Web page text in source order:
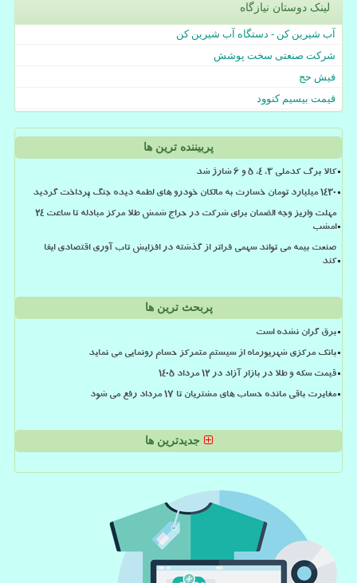
لینک دوستان نیازگاه
آب شیرین کن - دستگاه آب شیرین کن
شرکت صنعتی سخت پوشش
فیش حج
قیمت بیسیم کنوود
پربیننده ترین ها
کالا برگ کدملی 3، 4، 5 و 6 شارژ شد
۱۴۳۰ میلیارد تومان خسارت به مالکان خودرو های لطمه دیده جنگ پرداخت گردید
مهلت واریز وجه الضمان برای شرکت در حراج شمش طلا مرکز مبادله تا ساعت ۲۴
امشب
صنعت بیمه می تواند سهمی فراتر از گذشته در افزایش تاب آوری اقتصادی ایفا
کند
پربحث ترین ها
برق گران نشده است
بانک مرکزی شهریورماه از سیستم متمرکز حسام رونمایی می نماید
قیمت سکه و طلا در بازار آزاد در ۱۲ مرداد ۱۴۰۵
مغایرت باقی مانده حساب های مشتریان تا 17 مرداد رفع می شود
جدیدترین ها